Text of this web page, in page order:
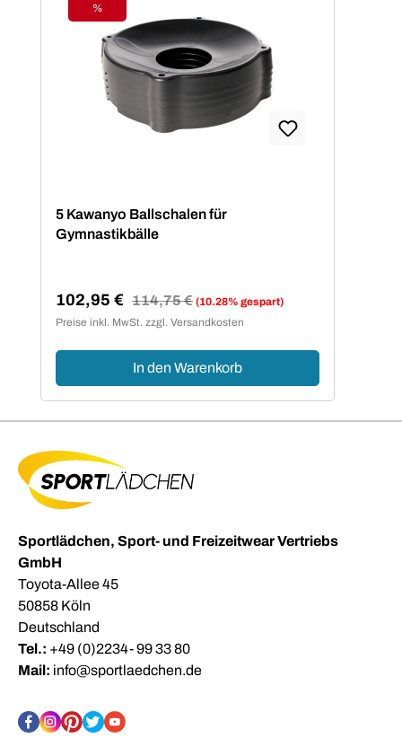
Rabatt
%
5 Kawanyo Ballschalen für
Gymnastikbälle
Verkaufspreis:
102,95 € Regulärer Preis:
114,75 € (10.28% gespart)
Preise inkl. MwSt. zzgl. Versandkosten
In den Warenkorb
Sportlädchen, Sport- und Freizeitwear Vertriebs
GmbH
Toyota-Allee 45
50858 Köln
Deutschland
Tel.: +49 (0)2234- 99 33 80
Mail: info@sportlaedchen.de